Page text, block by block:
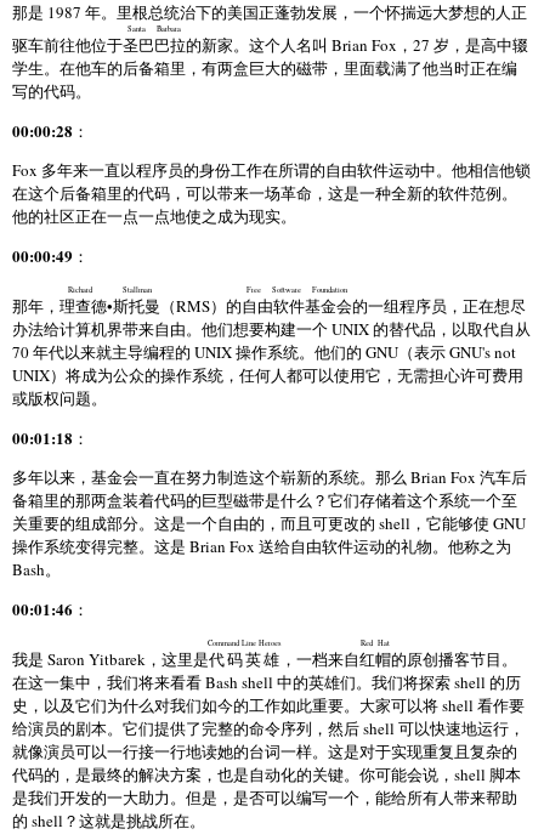
那是 1987 年。里根总统治下的美国正蓬勃发展，一个怀揣远大梦想的人正
驱车前往他位于圣巴巴拉
Santa Barbara
的新家。这个人名叫 Brian Fox，27 岁，是高中辍
学生。在他车的后备箱里，有两盒巨大的磁带，里面载满了他当时正在编
写的代码。
00:00:28 ：
Fox 多年来一直以程序员的身份工作在所谓的自由软件运动中。他相信他锁
在这个后备箱里的代码，可以带来一场革命，这是一种全新的软件范例。
他的社区正在一点一点地使之成为现实。
00:00:49 ：
那年， 理查德•斯托曼
Richard Stallman
（RMS）的自由软件基金会
Free Software Foundation
的一组程序员，正在想尽
办法给计算机界带来自由。他们想要构建一个 UNIX 的替代品，以取代自从
70 年代以来就主导编程的 UNIX 操作系统。他们的 GNU（表示 GNU's not
UNIX）将成为公众的操作系统，任何人都可以使用它，无需担心许可费用
或版权问题。
00:01:18 ：
多年以来，基金会一直在努力制造这个崭新的系统。那么 Brian Fox 汽车后
备箱里的那两盒装着代码的巨型磁带是什么？它们存储着这个系统一个至
关重要的组成部分。这是一个自由的，而且可更改的 shell，它能够使 GNU
操作系统变得完整。这是 Brian Fox 送给自由软件运动的礼物。他称之为
Bash。
00:01:46 ：
我是 Saron Yitbarek，这里是代码英雄
Command Line Heroes
，一档来自红帽
Red Hat
的原创播客节目。
在这一集中，我们将来看看 Bash shell 中的英雄们。我们将探索 shell 的历
史，以及它们为什么对我们如今的工作如此重要。大家可以将 shell 看作要
给演员的剧本。它们提供了完整的命令序列，然后 shell 可以快速地运行，
就像演员可以一行接一行地读她的台词一样。这是对于实现重复且复杂的
代码的，是最终的解决方案，也是自动化的关键。你可能会说，shell 脚本
是我们开发的一大助力。但是，是否可以编写一个，能给所有人带来帮助
的 shell？这就是挑战所在。